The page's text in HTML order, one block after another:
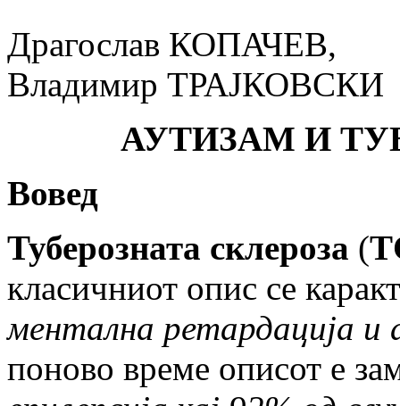
Драгослав КОПАЧЕВ,
Владимир ТРАЈКОВСКИ
АУТИЗАМ И
Вовед
Туберозната склероза (
класичниот опис се
ментална ретардација
поново време описот е